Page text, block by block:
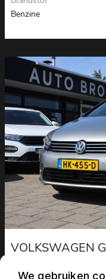
Benzine
VOLKSWAGEN
We gebruiken